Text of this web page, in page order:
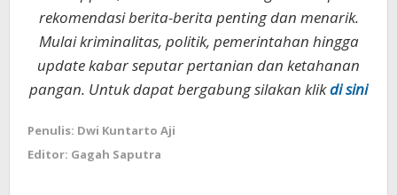
rekomendasi berita-berita penting dan menarik.
Mulai kriminalitas, politik, pemerintahan hingga
update kabar seputar pertanian dan ketahanan
pangan. Untuk dapat bergabung silakan klikdi sini
Penulis: Dwi Kuntarto Aji
Editor: Gagah Saputra